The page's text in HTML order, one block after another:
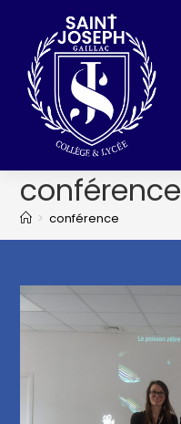
conférence
> conférence